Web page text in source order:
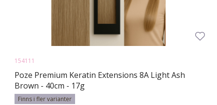
154111
Poze Premium Keratin Extensions 8A Light Ash
Brown - 40cm - 17g
Finns i fler varianter